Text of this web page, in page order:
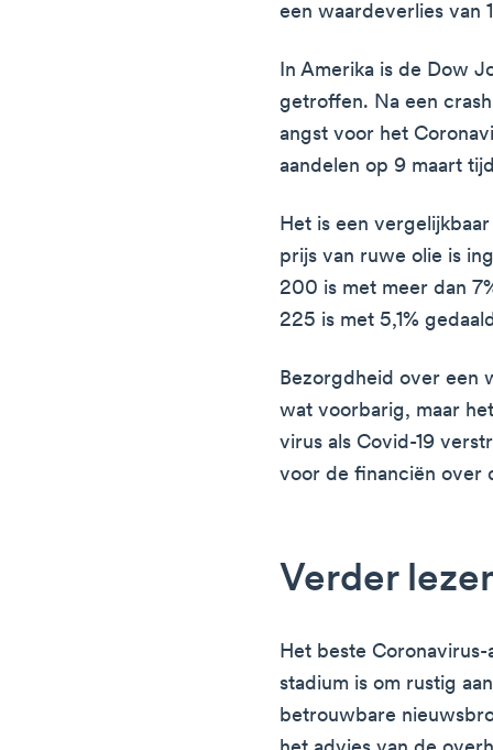
een waardeverlies van
In Amerika is de Dow
getroffen. Na een
angst voor het
aandelen op 9 maart
Het is een
prijs van ruwe olie is
200 is met meer dan
225 is met 5,1%
Bezorgdheid over een
wat voorbarig, maar
virus als Covid-19
voor de financiën over
Verder
Het beste
stadium is om rustig
betrouwbare